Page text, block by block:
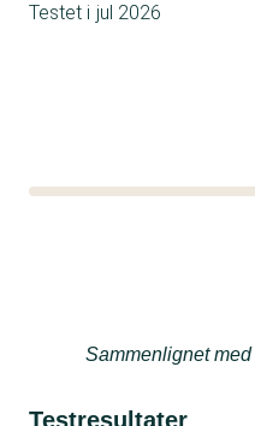
Testet i jul 2026
Sammenlignet med
Testresultater